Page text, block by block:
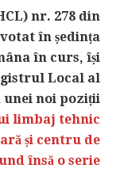
nr. 278 din
votat în ședința
în curs, își
Local al
noi poziții
limbaj tehnic
și centru de
însă o serie